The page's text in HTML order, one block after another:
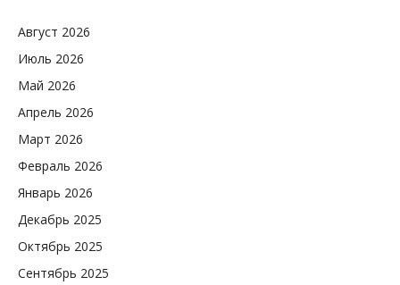
Август 2026
Июль 2026
Май 2026
Апрель 2026
Март 2026
Февраль 2026
Январь 2026
Декабрь 2025
Октябрь 2025
Сентябрь 2025